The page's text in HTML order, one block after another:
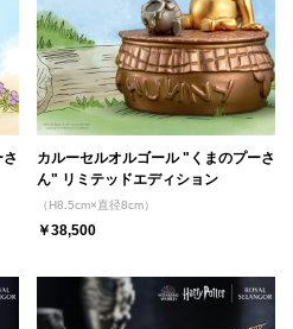
カルーセルオルゴール "くまのプーさ
ん" リミテッドエディション
（H8.5cm×直径8cm）
￥38,500